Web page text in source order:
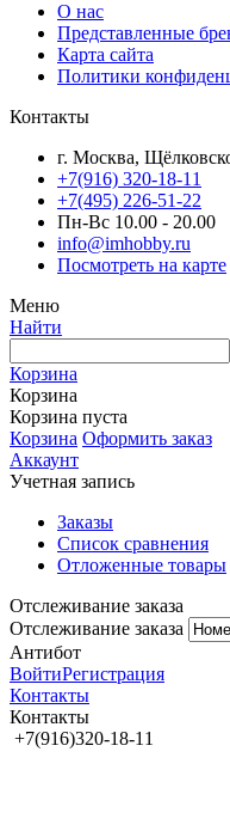
О нас
Представленные
Карта сайта
Политики
Контакты
г. Москва,
+7(916) 320-18-11
+7(495) 226-51-22
Пн-Вс 10.00 - 20.00
info@imhobby.ru
Посмотреть на карте
Меню
Найти
Корзина
Корзина
Корзина пуста
Корзина Оформить заказ
Аккаунт
Учетная запись
Заказы
Список сравнения
Отложенные товары
Отслеживание заказа
Отслеживание заказа
Антибот
ВойтиРегистрация
Контакты
Контакты
+7(916)320-18-11